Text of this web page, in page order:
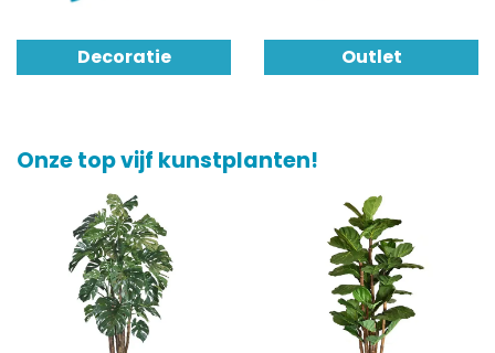
Decoratie Outlet
Onze top vijf kunstplanten!